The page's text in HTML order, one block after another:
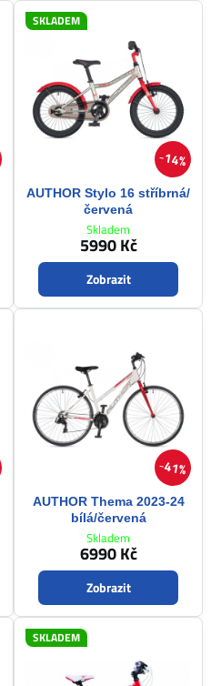
14%
SKLADEM
AUTHOR Stylo 16 stříbrná/
červená
Skladem
5990 Kč
Zobrazit
41%
AUTHOR Thema 2023-24
bílá/červená
Skladem
6990 Kč
Zobrazit
SKLADEM